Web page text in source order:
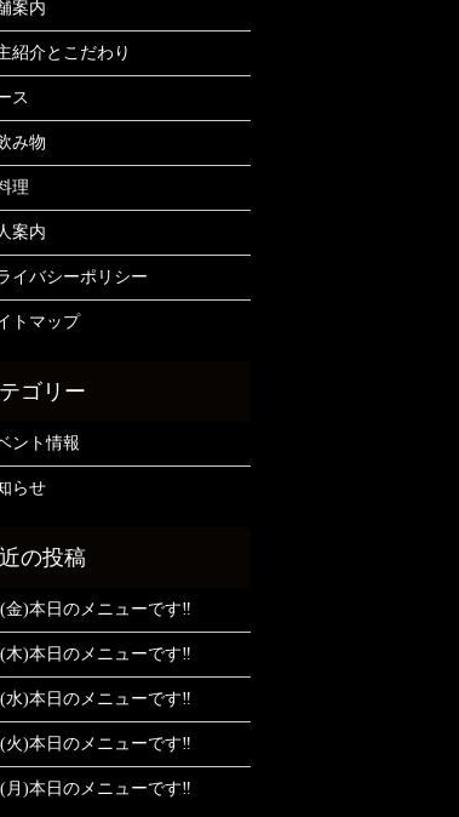
案内
紹介とこだわり
ス
み物
理
案内
イバシーポリシー
トマップ
ント情報
らせ
金)本日のメニューです‼️
木)本日のメニューです‼️
水)本日のメニューです‼️
火)本日のメニューです‼️
月)本日のメニューです‼️